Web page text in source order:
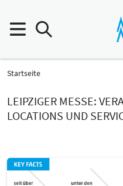
Startseite
LEIPZIGER MESSE:
LOCATIONS UND